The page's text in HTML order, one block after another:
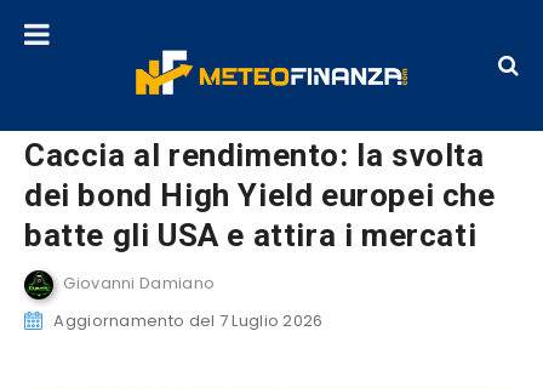
Caccia al rendimento: la svolta
dei bond High Yield europei che
batte gli USA e attira i mercati
Giovanni Damiano
Aggiornamento del 7 Luglio 2026